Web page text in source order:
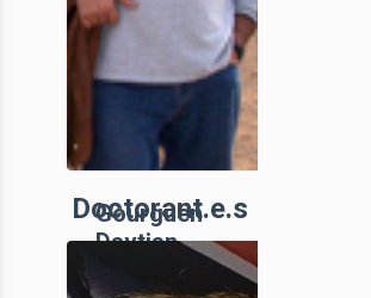
Gourguen
Davtian
Doctorant.e.s